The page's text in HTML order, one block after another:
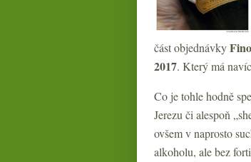
část objednávky
2017. Který má
Co je tohle hodně
Jerezu či alespoň
ovšem v naprosto
alkoholu, ale bez